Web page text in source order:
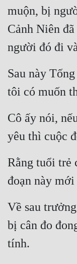
muộn, bị
Cảnh Niên
người đó đi
Sau này
tôi có muốn
Cô ấy nói,
yêu thì cuộc
Rằng tuổi trẻ
đoạn này
Về sau
bị cân đo
tính.